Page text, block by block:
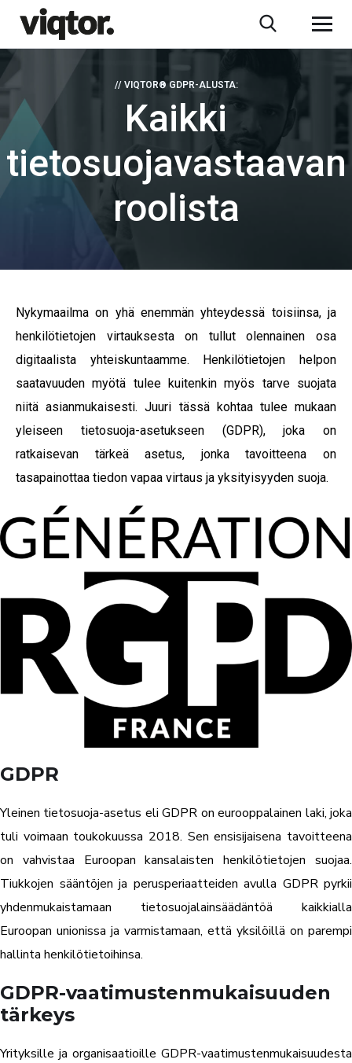
// VIQTOR® GDPR-ALUSTA:
Kaikki
tietosuojavastaavan
roolista
Nykymaailma on yhä enemmän yhteydessä toisiinsa, ja
henkilötietojen virtauksesta on tullut olennainen osa
digitaalista yhteiskuntaamme. Henkilötietojen helpon
saatavuuden myötä tulee kuitenkin myös tarve suojata
niitä asianmukaisesti. Juuri tässä kohtaa tulee mukaan
yleiseen tietosuoja-asetukseen (GDPR), joka on
ratkaisevan tärkeä asetus, jonka tavoitteena on
tasapainottaa tiedon vapaa virtaus ja yksityisyyden suoja.
GDPR
Yleinen tietosuoja-asetus eli GDPR on eurooppalainen laki, joka
tuli voimaan toukokuussa 2018. Sen ensisijaisena tavoitteena
on vahvistaa Euroopan kansalaisten henkilötietojen suojaa.
Tiukkojen sääntöjen ja perusperiaatteiden avulla GDPR pyrkii
yhdenmukaistamaan tietosuojalainsäädäntöä kaikkialla
Euroopan unionissa ja varmistamaan, että yksilöillä on parempi
hallinta henkilötietoihinsa.
GDPR-vaatimustenmukaisuuden
tärkeys
Yrityksille ja organisaatioille GDPR-vaatimustenmukaisuudesta